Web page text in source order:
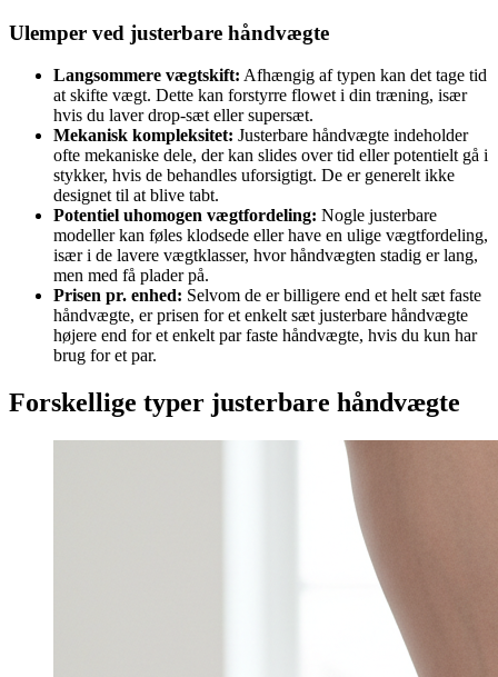
Ulemper ved justerbare håndvægte
Langsommere vægtskift: Afhængig af typen kan det tage tid
at skifte vægt. Dette kan forstyrre flowet i din træning, især
hvis du laver drop-sæt eller supersæt.
Mekanisk kompleksitet: Justerbare håndvægte indeholder
ofte mekaniske dele, der kan slides over tid eller potentielt gå i
stykker, hvis de behandles uforsigtigt. De er generelt ikke
designet til at blive tabt.
Potentiel uhomogen vægtfordeling: Nogle justerbare
modeller kan føles klodsede eller have en ulige vægtfordeling,
især i de lavere vægtklasser, hvor håndvægten stadig er lang,
men med få plader på.
Prisen pr. enhed: Selvom de er billigere end et helt sæt faste
håndvægte, er prisen for et enkelt sæt justerbare håndvægte
højere end for et enkelt par faste håndvægte, hvis du kun har
brug for et par.
Forskellige typer justerbare håndvægte